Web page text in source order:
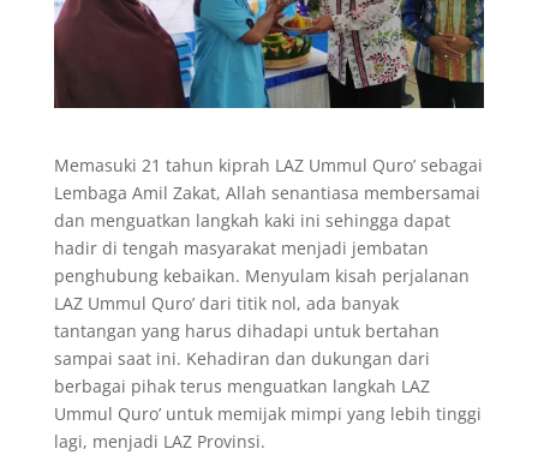
Memasuki 21 tahun kiprah LAZ Ummul Quro’ sebagai
Lembaga Amil Zakat, Allah senantiasa membersamai
dan menguatkan langkah kaki ini sehingga dapat
hadir di tengah masyarakat menjadi jembatan
penghubung kebaikan. Menyulam kisah perjalanan
LAZ Ummul Quro’ dari titik nol, ada banyak
tantangan yang harus dihadapi untuk bertahan
sampai saat ini. Kehadiran dan dukungan dari
berbagai pihak terus menguatkan langkah LAZ
Ummul Quro’ untuk memijak mimpi yang lebih tinggi
lagi, menjadi LAZ Provinsi.